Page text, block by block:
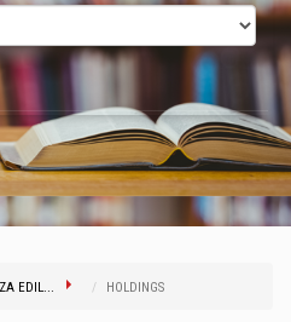
EDIL... HOLDINGS